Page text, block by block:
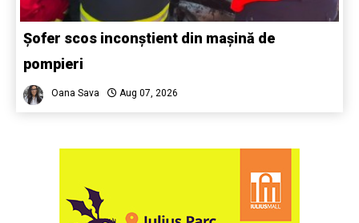
Șofer scos inconștient din mașină de
pompieri
Oana Sava Aug 07, 2026